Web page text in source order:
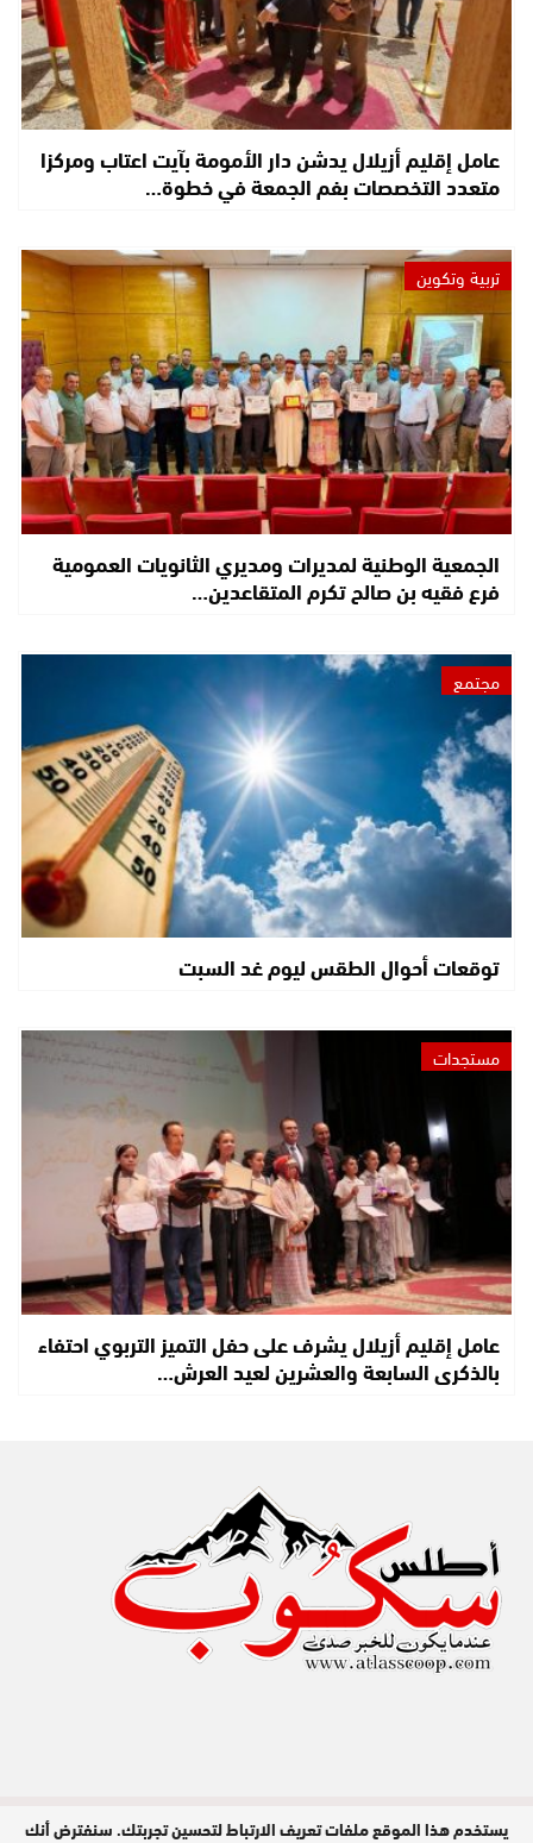
عامل إقليم أزيلال يدشن دار الأمومة بآيت اعتاب ومركزا
متعدد التخصصات بفم الجمعة في خطوة…
تربية وتكوين
الجمعية الوطنية لمديرات ومديري الثانويات العمومية
فرع فقيه بن صالح تكرم المتقاعدين…
مجتمع
توقعات أحوال الطقس ليوم غد السبت
مستجدات
عامل إقليم أزيلال يشرف على حفل التميز التربوي احتفاء
بالذكرى السابعة والعشرين لعيد العرش…
مدير النشر : عبد الله عزي / جميع الحقوق
يستخدم هذا الموقع ملفات تعريف الارتباط لتحسين تجربتك. سنفترض أنك